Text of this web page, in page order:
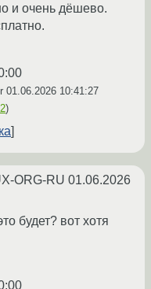
и очень дёшево.
01.06.2026 10:41:27
)
ORG-RU 01.06.2026
будет? вот хотя